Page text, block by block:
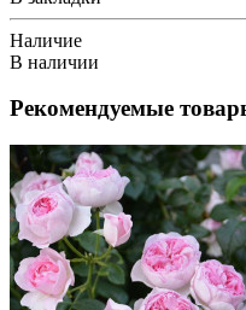
Наличие
В наличии
Рекомендуемые